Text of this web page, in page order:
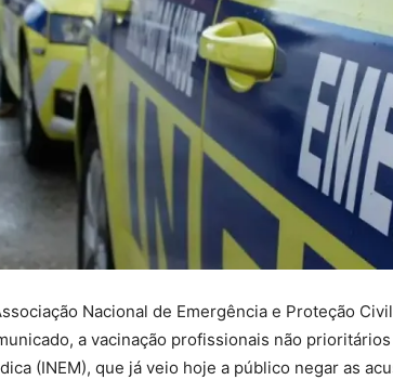
Nacional de Emergência e Proteção
a vacinação profissionais não
(INEM), que já veio hoje a público negar as